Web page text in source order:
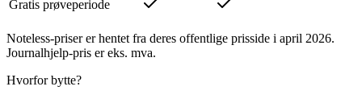
Gratis prøveperiode
Noteless-priser er hentet fra deres offentlige prisside i april 2026.
Journalhjelp-pris er eks. mva.
Hvorfor bytte?